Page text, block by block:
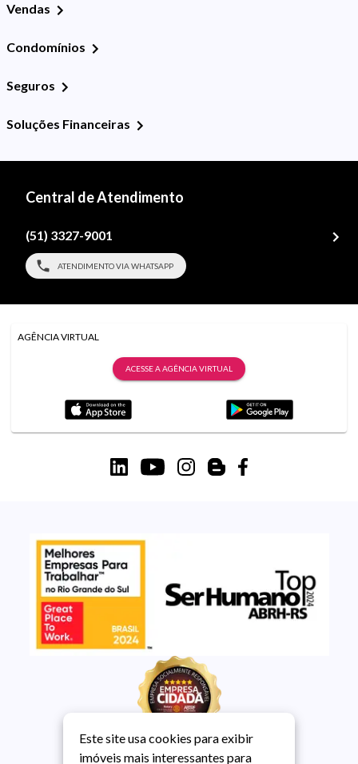
Vendas
Condomínios
Seguros
Soluções Financeiras
Central de Atendimento
(51) 3327-9001
ATENDIMENTO VIA WHATSAPP
AGÊNCIA VIRTUAL
ACESSE A AGÊNCIA VIRTUAL
Este site usa cookies para exibir
imóveis mais interessantes para